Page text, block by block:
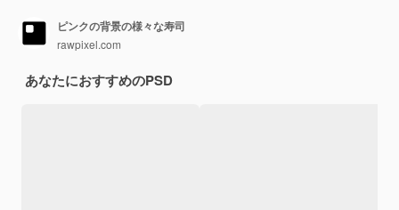
ピンクの背景の様々な寿司
rawpixel.com
あなたにおすすめのPSD